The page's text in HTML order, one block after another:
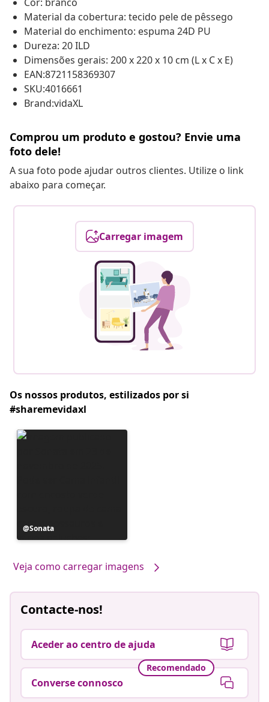
Material da cobertura: tecido pele de pêssego
Material do enchimento: espuma 24D PU
Dureza: 20 ILD
Dimensões gerais: 200 x 220 x 10 cm (L x C x E)
EAN:8721158369307
SKU:4016661
Brand:vidaXL
Comprou um produto e gostou? Envie uma
foto dele!
A sua foto pode ajudar outros clientes. Utilize o link
abaixo para começar.
Carregar imagem
Os nossos produtos, estilizados por si
#sharemevidaxl
Postagem
publicada
Sonata
Veja como carregar imagens
Contacte-nos!
Aceder ao centro de ajuda
Recomendado
Converse connosco